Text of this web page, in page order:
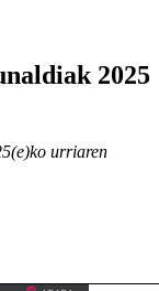
2025
urriaren